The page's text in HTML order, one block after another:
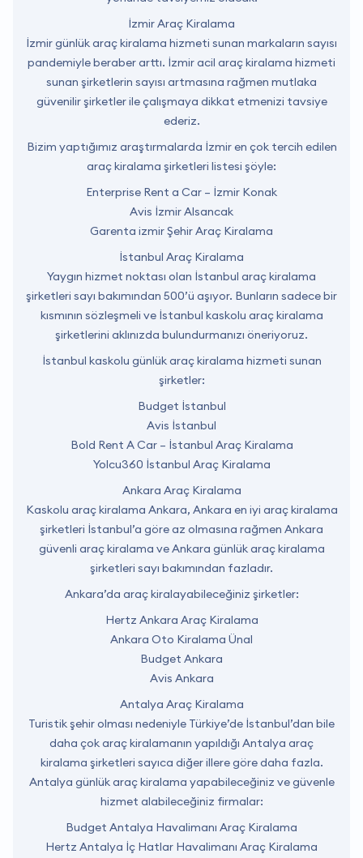
İzmir Araç Kiralama
İzmir günlük araç kiralama hizmeti sunan markaların sayısı
pandemiyle beraber arttı. İzmir acil araç kiralama hizmeti
sunan şirketlerin sayısı artmasına rağmen mutlaka
güvenilir şirketler ile çalışmaya dikkat etmenizi tavsiye
ederiz.
Bizim yaptığımız araştırmalarda İzmir en çok tercih edilen
araç kiralama şirketleri listesi şöyle:
Enterprise Rent a Car – İzmir Konak
Avis İzmir Alsancak
Garenta izmir Şehir Araç Kiralama
İstanbul Araç Kiralama
Yaygın hizmet noktası olan İstanbul araç kiralama
şirketleri sayı bakımından 500’ü aşıyor. Bunların sadece bir
kısmının sözleşmeli ve İstanbul kaskolu araç kiralama
şirketlerini aklınızda bulundurmanızı öneriyoruz.
İstanbul kaskolu günlük araç kiralama hizmeti sunan
şirketler:
Budget İstanbul
Avis İstanbul
Bold Rent A Car – İstanbul Araç Kiralama
Yolcu360 İstanbul Araç Kiralama
Ankara Araç Kiralama
Kaskolu araç kiralama Ankara, Ankara en iyi araç kiralama
şirketleri İstanbul’a göre az olmasına rağmen Ankara
güvenli araç kiralama ve Ankara günlük araç kiralama
şirketleri sayı bakımından fazladır.
Ankara’da araç kiralayabileceğiniz şirketler:
Hertz Ankara Araç Kiralama
Ankara Oto Kiralama Ünal
Budget Ankara
Avis Ankara
Antalya Araç Kiralama
Turistik şehir olması nedeniyle Türkiye’de İstanbul’dan bile
daha çok araç kiralamanın yapıldığı Antalya araç
kiralama şirketleri sayıca diğer illere göre daha fazla.
Antalya günlük araç kiralama yapabileceğiniz ve güvenle
hizmet alabileceğiniz firmalar:
Budget Antalya Havalimanı Araç Kiralama
Hertz Antalya İç Hatlar Havalimanı Araç Kiralama